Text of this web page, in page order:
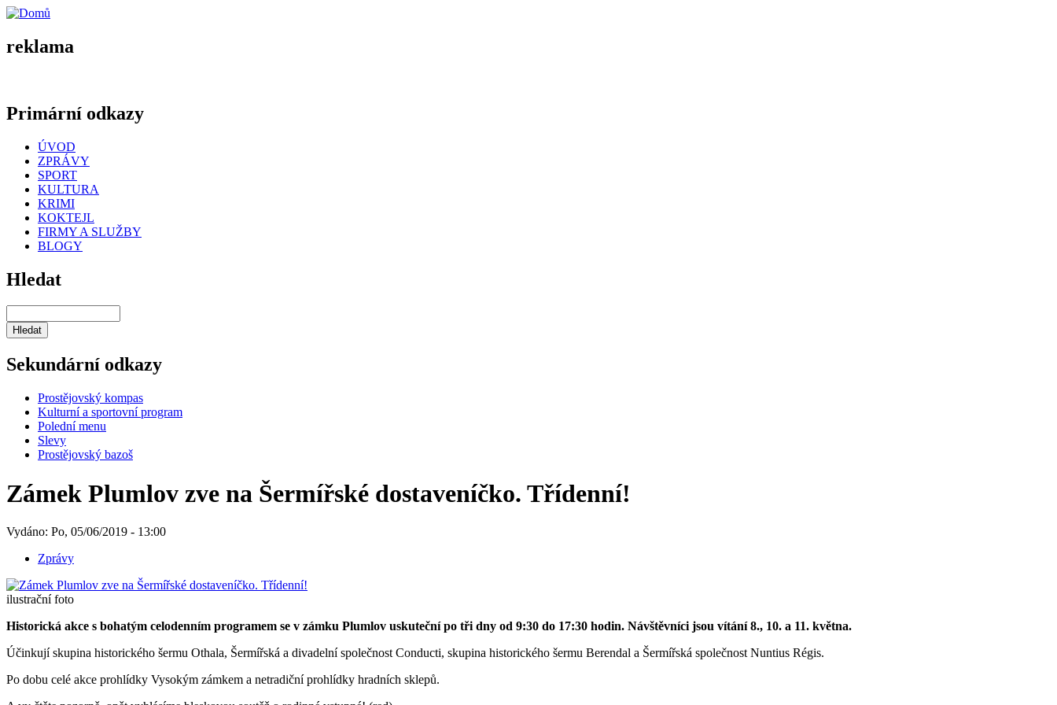
reklama
Primární odkazy
ÚVOD
ZPRÁVY
SPORT
KULTURA
KRIMI
KOKTEJL
FIRMY A SLUŽBY
BLOGY
Hledat
Sekundární odkazy
Prostějovský kompas
Kulturní a sportovní program
Polední menu
Slevy
Prostějovský bazoš
Zámek Plumlov zve na Šermířské dostaveníčko. Třídenní!
Vydáno: Po, 05/06/2019 - 13:00
Zprávy
ilustrační foto
Historická akce s bohatým celodenním programem se v zámku Plumlov uskuteční po tři dny od 9:30 do 17:30 hodin. Návštěvníci jsou vítání 8., 10. a 11. května.
Účinkují skupina historického šermu Othala, Šermířská a divadelní společnost Conducti, skupina historického šermu Berendal a Šermířská společnost Nuntius Régis.
Po dobu celé akce prohlídky Vysokým zámkem a netradiční prohlídky hradních sklepů.